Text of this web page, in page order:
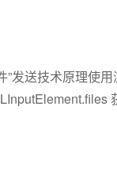
发送技术原理使